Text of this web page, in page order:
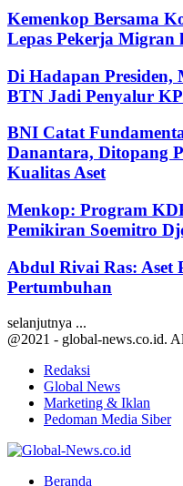
Kemenkop Bersama
Lepas Pekerja Migran
Di Hadapan Presiden,
BTN Jadi Penyalur
BNI Catat
Danantara, Ditopang
Kualitas Aset
Menkop: Program
Pemikiran Soemitro
Abdul Rivai Ras: Aset
Pertumbuhan
selanjutnya ...
@2021 - global-news.co.id.
Redaksi
Global News
Marketing & Iklan
Pedoman Media Siber
Beranda